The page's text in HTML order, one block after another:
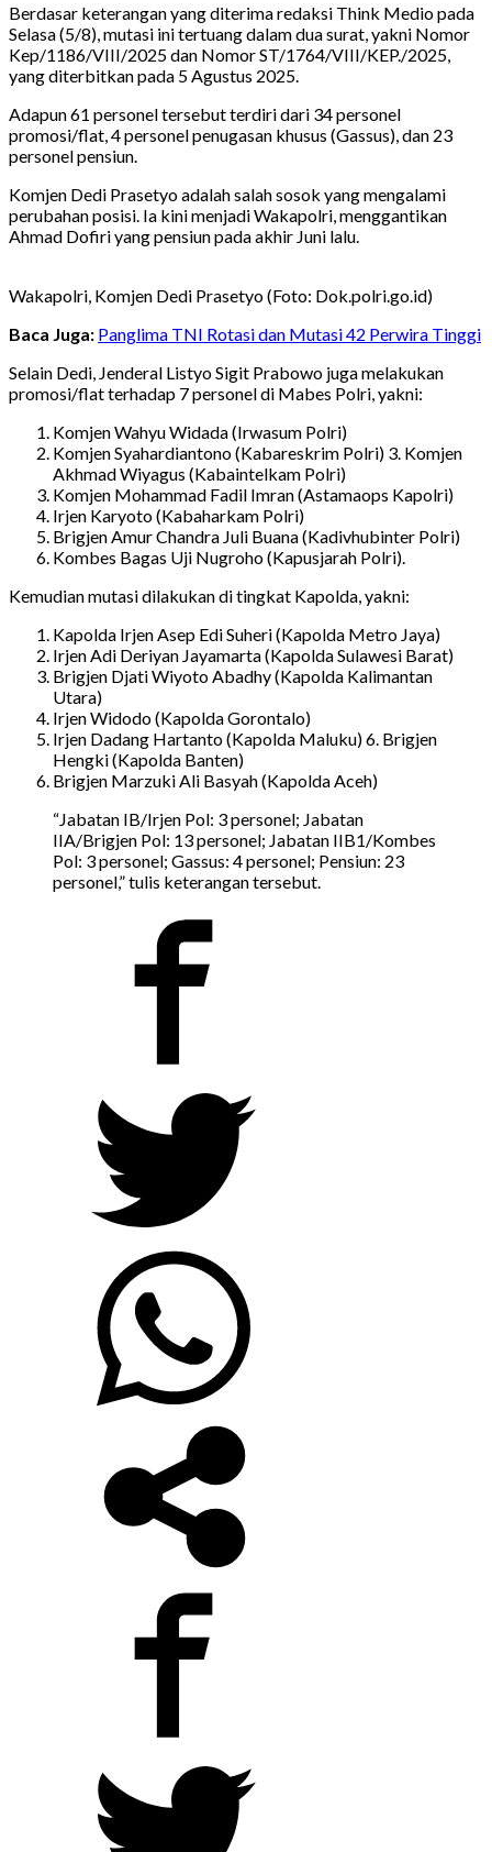
Berdasar keterangan yang diterima redaksi Think Medio pada
Selasa (5/8), mutasi ini tertuang dalam dua surat, yakni Nomor
Kep/1186/VIII/2025 dan Nomor ST/1764/VIII/KEP./2025,
yang diterbitkan pada 5 Agustus 2025.
Adapun 61 personel tersebut terdiri dari 34 personel
promosi/flat, 4 personel penugasan khusus (Gassus), dan 23
personel pensiun.
Komjen Dedi Prasetyo adalah salah sosok yang mengalami
perubahan posisi. Ia kini menjadi Wakapolri, menggantikan
Ahmad Dofiri yang pensiun pada akhir Juni lalu.
Wakapolri, Komjen Dedi Prasetyo (Foto: Dok.polri.go.id)
Baca Juga: Panglima TNI Rotasi dan Mutasi 42 Perwira Tinggi
Selain Dedi, Jenderal Listyo Sigit Prabowo juga melakukan
promosi/flat terhadap 7 personel di Mabes Polri, yakni:
Komjen Wahyu Widada (Irwasum Polri)
Komjen Syahardiantono (Kabareskrim Polri) 3. Komjen
Akhmad Wiyagus (Kabaintelkam Polri)
Komjen Mohammad Fadil Imran (Astamaops Kapolri)
Irjen Karyoto (Kabaharkam Polri)
Brigjen Amur Chandra Juli Buana (Kadivhubinter Polri)
Kombes Bagas Uji Nugroho (Kapusjarah Polri).
Kemudian mutasi dilakukan di tingkat Kapolda, yakni:
Kapolda Irjen Asep Edi Suheri (Kapolda Metro Jaya)
Irjen Adi Deriyan Jayamarta (Kapolda Sulawesi Barat)
Brigjen Djati Wiyoto Abadhy (Kapolda Kalimantan
Utara)
Irjen Widodo (Kapolda Gorontalo)
Irjen Dadang Hartanto (Kapolda Maluku) 6. Brigjen
Hengki (Kapolda Banten)
Brigjen Marzuki Ali Basyah (Kapolda Aceh)
“Jabatan IB/Irjen Pol: 3 personel; Jabatan
IIA/Brigjen Pol: 13 personel; Jabatan IIB1/Kombes
Pol: 3 personel; Gassus: 4 personel; Pensiun: 23
personel,” tulis keterangan tersebut.